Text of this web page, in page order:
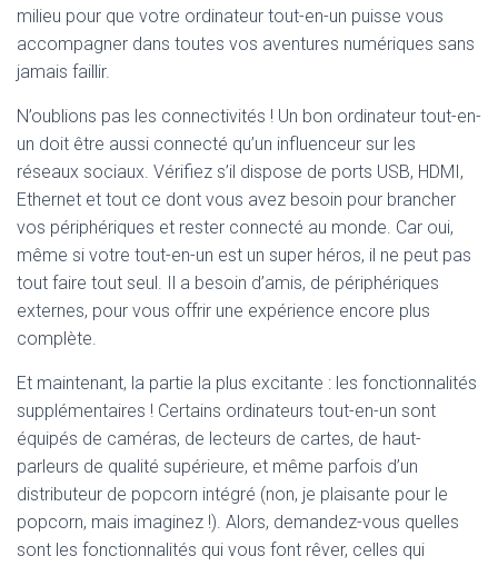
milieu pour que votre ordinateur tout-en-un puisse vous
accompagner dans toutes vos aventures numériques sans
jamais faillir.
N’oublions pas les connectivités ! Un bon ordinateur tout-en-
un doit être aussi connecté qu’un influenceur sur les
réseaux sociaux. Vérifiez s’il dispose de ports USB, HDMI,
Ethernet et tout ce dont vous avez besoin pour brancher
vos périphériques et rester connecté au monde. Car oui,
même si votre tout-en-un est un super héros, il ne peut pas
tout faire tout seul. Il a besoin d’amis, de périphériques
externes, pour vous offrir une expérience encore plus
complète.
Et maintenant, la partie la plus excitante : les fonctionnalités
supplémentaires ! Certains ordinateurs tout-en-un sont
équipés de caméras, de lecteurs de cartes, de haut-
parleurs de qualité supérieure, et même parfois d’un
distributeur de popcorn intégré (non, je plaisante pour le
popcorn, mais imaginez !). Alors, demandez-vous quelles
sont les fonctionnalités qui vous font rêver, celles qui